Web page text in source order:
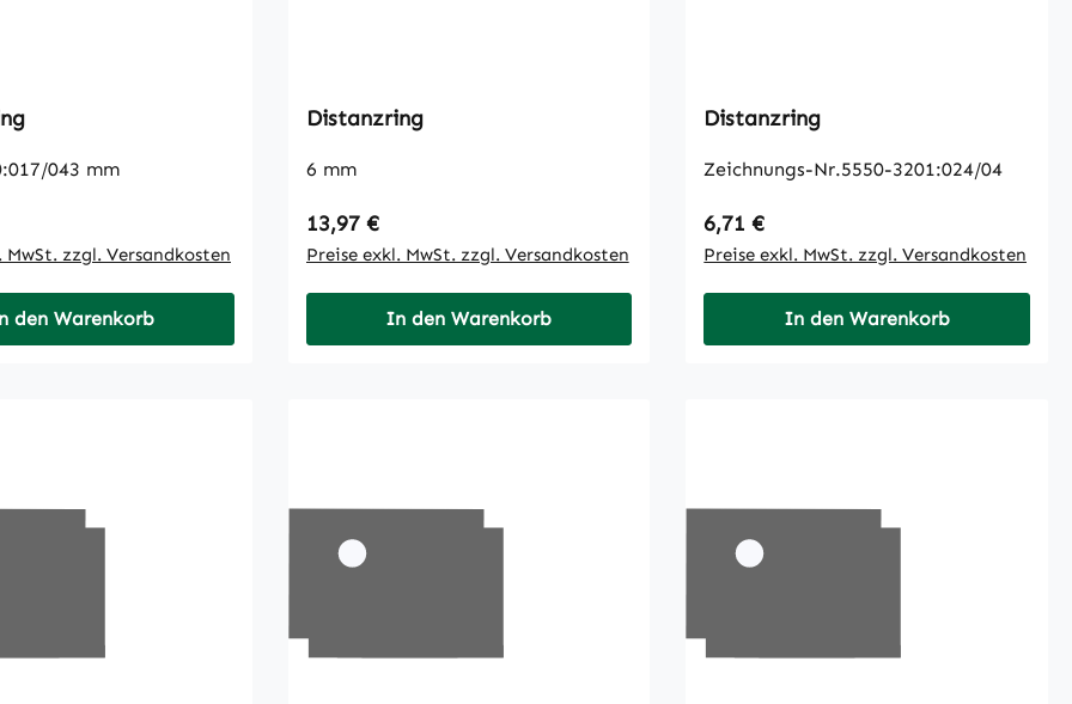
043 mm
MwSt. zzgl. Versandkosten
den Warenkorb
Distanzring
6 mm
Regulärer Preis:
13,97 €
Preise exkl. MwSt. zzgl. Versandkosten
In den Warenkorb
Distanzring
Zeichnungs-Nr.5550-3201:024/04
Regulärer Preis:
6,71 €
Preise exkl. MwSt. zzgl. Versandkosten
In den Warenkorb